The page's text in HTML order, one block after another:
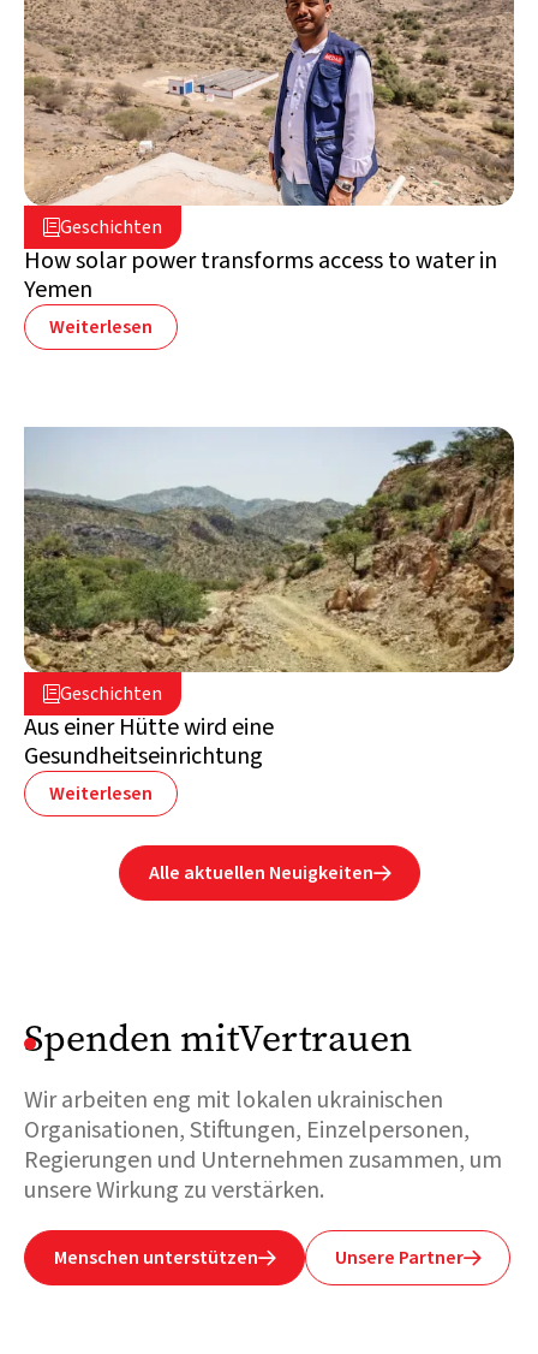
Geschichten
22. März 2022
Jemen
How solar power transforms access to water in
Yemen
Weiterlesen
Geschichten
25. März 2024
Jemen
Aus einer Hütte wird eine
Gesundheitseinrichtung
Weiterlesen
Alle aktuellen Neuigkeiten
Spenden mitVertrauen
Wir arbeiten eng mit lokalen ukrainischen
Organisationen, Stiftungen, Einzelpersonen,
Regierungen und Unternehmen zusammen, um
unsere Wirkung zu verstärken.
Menschen unterstützen Unsere Partner